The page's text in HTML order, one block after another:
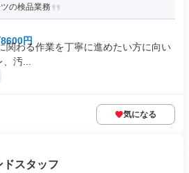
の検品業務
円
関わる作業を丁寧に進めたい方に向い
汚...
気になる
ドスタッフ